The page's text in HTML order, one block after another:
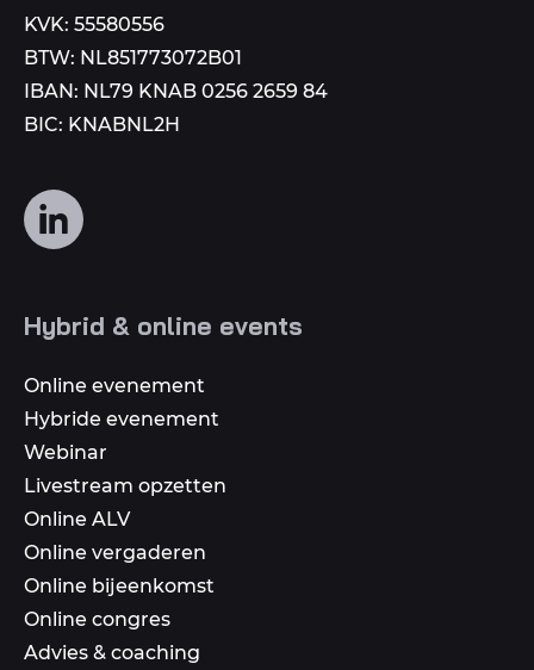
KVK: 55580556
BTW: NL851773072B01
IBAN: NL79 KNAB 0256 2659 84
BIC: KNABNL2H
Volg
ons
media
Hybrid & online events
Online evenement
Hybride evenement
Webinar
Livestream opzetten
Online ALV
Online vergaderen
Online bijeenkomst
Online congres
Advies & coaching